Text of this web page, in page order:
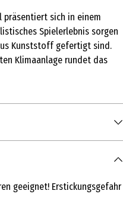
sich in einem
Spielerlebnis sorgen
Kunststoff gefertigt sind.
Klimaanlage rundet das
geeignet! Erstickungsgefahr